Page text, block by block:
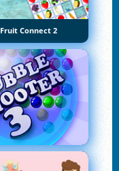
Fruit Connect 2